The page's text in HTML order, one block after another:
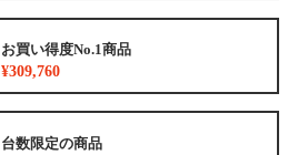
お買い得度No.1商品
¥309,760
台数限定の商品